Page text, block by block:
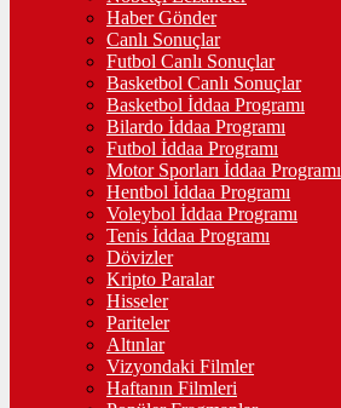
Haber Gönder
Canlı Sonuçlar
Futbol Canlı Sonuçlar
Basketbol Canlı Sonuçlar
Basketbol İddaa Programı
Bilardo İddaa Programı
Futbol İddaa Programı
Motor Sporları İddaa Programı
Hentbol İddaa Programı
Voleybol İddaa Programı
Tenis İddaa Programı
Dövizler
Kripto Paralar
Hisseler
Pariteler
Altınlar
Vizyondaki Filmler
Haftanın Filmleri